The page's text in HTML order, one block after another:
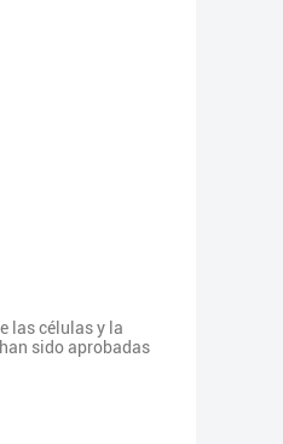
las células y la
sido aprobadas